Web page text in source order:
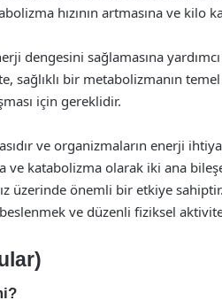
hızının artmasına ve kilo
dengesini sağlamasına
bir metabolizmanın temel
için gereklidir.
ve organizmaların enerji
ve katabolizma olarak iki ana
üzerinde önemli bir etkiye
ve düzenli fiziksel